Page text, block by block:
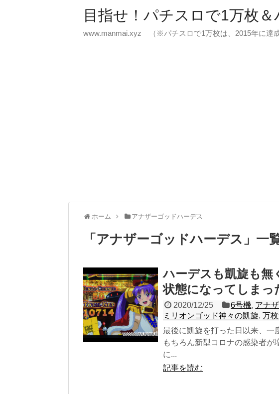
目指せ！パチスロで1万枚＆
www.manmai.xyz （※パチスロで1万枚は、2015年に達成
ホーム アナザーゴッドハーデス
「 アナザーゴッドハーデス 」 一
ハーデスも凱旋も無
状態になってしまっ
2020/12/25 6号機, アナ
ミリオンゴッド神々の凱旋, 万
最後に凱旋を打った日以来、一
もちろん新型コロナの感染者が
に...
記事を読む